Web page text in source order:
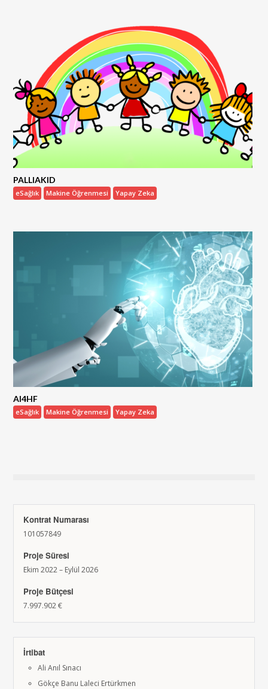
PALLIAKID
eSağlık Makine Öğrenmesi Yapay Zeka
AI4HF
eSağlık Makine Öğrenmesi Yapay Zeka
Kontrat Numarası
101057849
Proje Süresi
Ekim 2022 – Eylül 2026
Proje Bütçesi
7.997.902 €
İrtibat
Ali Anıl Sınacı
Gökçe Banu Laleci Ertürkmen